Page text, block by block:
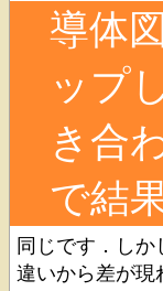
導体
ップ
き合
で結
同じです．し
違いから差が現